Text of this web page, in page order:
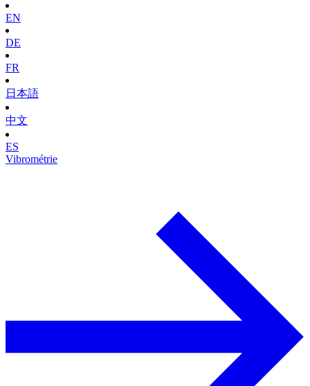
EN
DE
FR
日本語
中文
ES
Vibrométrie